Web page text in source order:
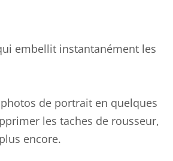
embellit instantanément les
de portrait en quelques
les taches de rousseur,
encore.